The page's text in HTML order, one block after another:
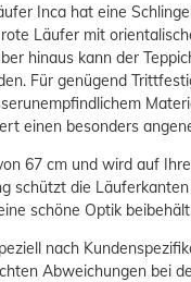
Inca hat eine
Läufer mit
hinaus kann der
Für genügend
einen besonders
67 cm und wird auf
schützt die
schöne Optik
nach
Abweichungen bei